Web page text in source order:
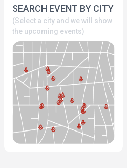
SEARCH EVENT BY CITY
(Select a city and we will show
the upcoming events)